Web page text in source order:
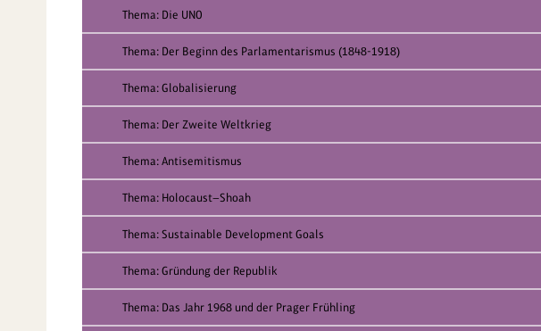
Thema: Die UNO
Thema: Der Beginn des Parlamentarismus (1848-1918)
Thema: Globalisierung
Thema: Der Zweite Weltkrieg
Thema: Antisemitismus
Thema: Holocaust—Shoah
Thema: Sustainable Development Goals
Thema: Gründung der Republik
Thema: Das Jahr 1968 und der Prager Frühling